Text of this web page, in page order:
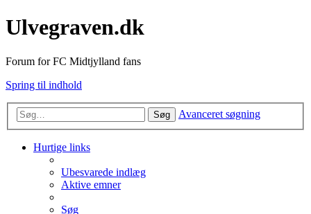
Ulvegraven.dk
Forum for FC Midtjylland fans
Spring til indhold
Søg Avanceret søgning
Hurtige links
Ubesvarede indlæg
Aktive emner
Søg